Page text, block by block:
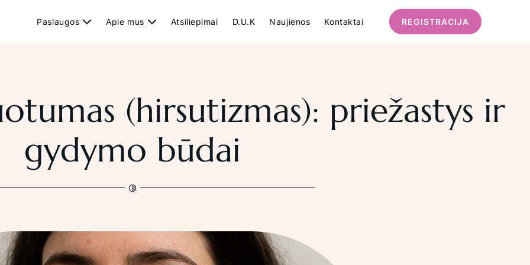
Paslaugos Apie mus Atsiliepimai D.U.K Naujienos Kontaktai REGISTRACIJA
Veido depiliacija
Bikini depiliacija
Pažastų depiliacija
Vyrams
Kainos
Galerija Turinys
(hirsutizmas): priežastys ir
gydymo būdai